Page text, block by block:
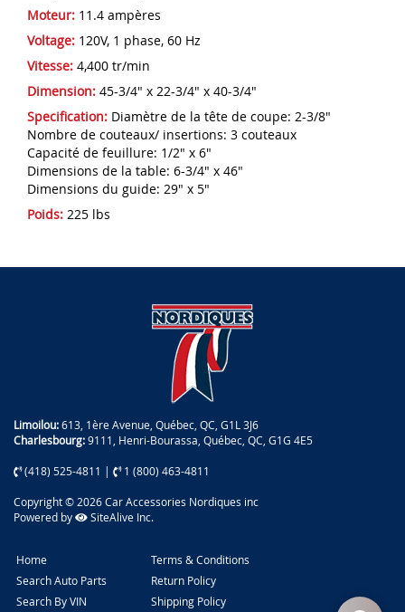
Moteur: 11.4 ampères
Voltage: 120V, 1 phase, 60 Hz
Vitesse: 4,400 tr/min
Dimension: 45-3/4" x 22-3/4" x 40-3/4"
Specification: Diamètre de la tête de coupe: 2-3/8"
Nombre de couteaux/ insertions: 3 couteaux
Capacité de feuillure: 1/2" x 6"
Dimensions de la table: 6-3/4" x 46"
Dimensions du guide: 29" x 5"
Poids: 225 lbs
Limoilou:613, 1ère Avenue, Québec, QC, G1L 3J6
Charlesbourg:9111, Henri-Bourassa, Québec, QC, G1G 4E5
(418) 525-4811 | 1 (800) 463-4811
Copyright © 2026 Car Accessories Nordiques inc
Powered by
SiteAlive Inc.
Home
Search Auto Parts
Search By VIN
Terms & Conditions
Return Policy
Shipping Policy